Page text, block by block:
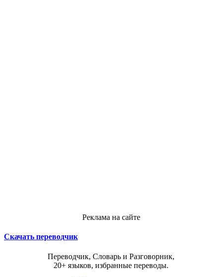
Реклама на сайте
Скачать переводчик
Переводчик, Словарь и Разговорник,
20+ языков, избранные переводы.